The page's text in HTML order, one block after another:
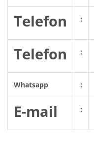
Telefon :
Telefon :
Whatsapp :
E-mail :